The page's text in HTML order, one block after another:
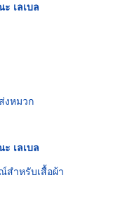
เลเบล
งหมวก
เลเบล
สำหรับเสื้อผ้า